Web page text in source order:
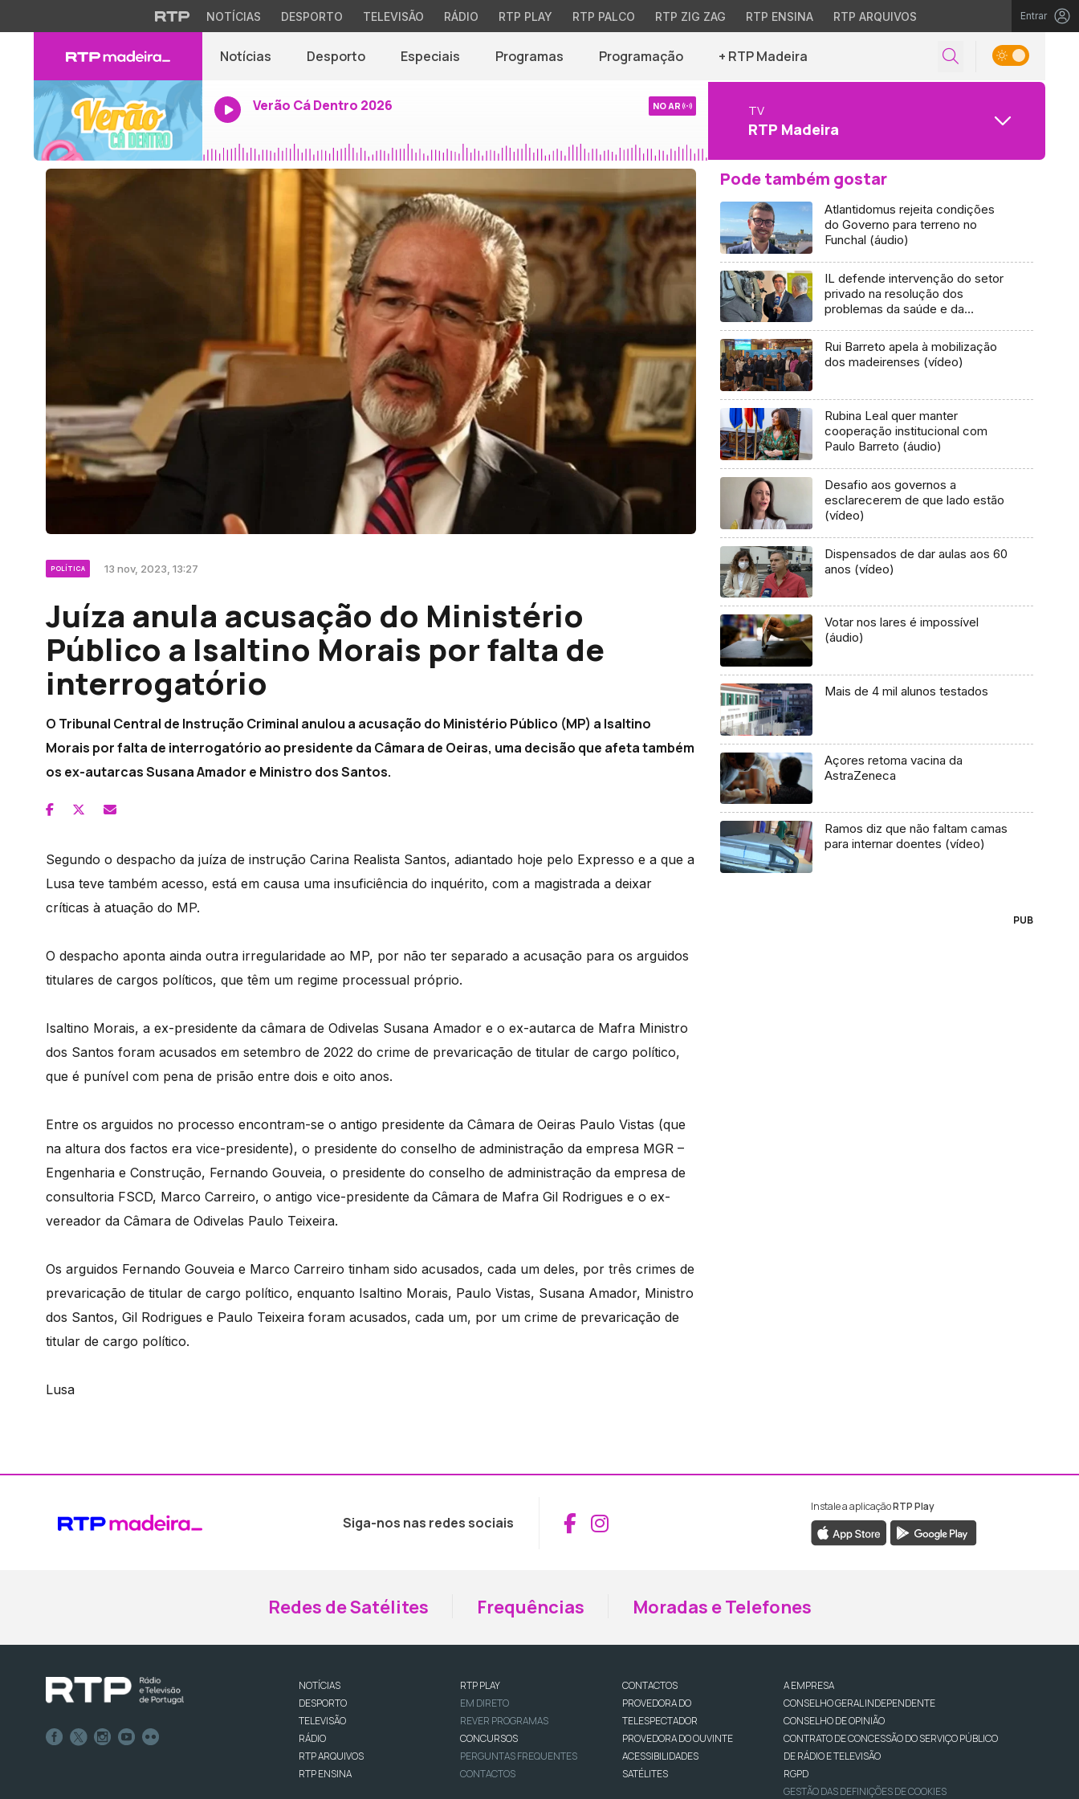
NOTÍCIAS DESPORTO TELEVISÃO RÁDIO RTP PLAY RTP PALCO RTP ZIG ZAG RTP ENSINA RTP ARQUIVOS Entrar
Notícias Desporto Especiais Programas Programação + RTP Madeira
Verão Cá Dentro 2026 NO AR TV
RTP Madeira
POLÍTICA 13 nov, 2023, 13:27
Juíza anula acusação do Ministério
Público a Isaltino Morais por falta de
interrogatório
O Tribunal Central de Instrução Criminal anulou a acusação do Ministério Público (MP) a Isaltino
Morais por falta de interrogatório ao presidente da Câmara de Oeiras, uma decisão que afeta também
os ex-autarcas Susana Amador e Ministro dos Santos.
Segundo o despacho da juíza de instrução Carina Realista Santos, adiantado hoje pelo Expresso e a que a
Lusa teve também acesso, está em causa uma insuficiência do inquérito, com a magistrada a deixar
críticas à atuação do MP.
O despacho aponta ainda outra irregularidade ao MP, por não ter separado a acusação para os arguidos
titulares de cargos políticos, que têm um regime processual próprio.
Isaltino Morais, a ex-presidente da câmara de Odivelas Susana Amador e o ex-autarca de Mafra Ministro
dos Santos foram acusados em setembro de 2022 do crime de prevaricação de titular de cargo político,
que é punível com pena de prisão entre dois e oito anos.
Entre os arguidos no processo encontram-se o antigo presidente da Câmara de Oeiras Paulo Vistas (que
na altura dos factos era vice-presidente), o presidente do conselho de administração da empresa MGR –
Engenharia e Construção, Fernando Gouveia, o presidente do conselho de administração da empresa de
consultoria FSCD, Marco Carreiro, o antigo vice-presidente da Câmara de Mafra Gil Rodrigues e o ex-
vereador da Câmara de Odivelas Paulo Teixeira.
Os arguidos Fernando Gouveia e Marco Carreiro tinham sido acusados, cada um deles, por três crimes de
prevaricação de titular de cargo político, enquanto Isaltino Morais, Paulo Vistas, Susana Amador, Ministro
dos Santos, Gil Rodrigues e Paulo Teixeira foram acusados, cada um, por um crime de prevaricação de
titular de cargo político.
Lusa
Pode também gostar
Atlantidomus rejeita condições
do Governo para terreno no
Funchal (áudio)
IL defende intervenção do setor
privado na resolução dos
problemas da saúde e da
Rui Barreto apela à mobilização
dos madeirenses (vídeo)
Rubina Leal quer manter
cooperação institucional com
Paulo Barreto (áudio)
Desafio aos governos a
esclarecerem de que lado estão
(vídeo)
Dispensados de dar aulas aos 60
anos (vídeo)
Votar nos lares é impossível
(áudio)
Mais de 4 mil alunos testados
Açores retoma vacina da
AstraZeneca
Ramos diz que não faltam camas
para internar doentes (vídeo)
PUB
Siga-nos nas redes sociais Aceder ao Facebook da RTP Madeira
Aceder ao Instagram da RTP Madeira
Instale a aplicaçãoRTP Play
Redes de Satélites Frequências Moradas e Telefones
NOTÍCIAS
DESPORTO
TELEVISÃO
RÁDIO
RTP ARQUIVOS
RTP ENSINA
RTP PLAY
EM DIRETO
REVER PROGRAMAS
CONCURSOS
PERGUNTAS FREQUENTES
CONTACTOS
CONTACTOS
PROVEDORA DO
TELESPECTADOR
PROVEDORA DO OUVINTE
ACESSIBILIDADES
SATÉLITES
A EMPRESA
CONSELHO GERAL INDEPENDENTE
CONSELHO DE OPINIÃO
CONTRATO DE CONCESSÃO DO SERVIÇO PÚBLICO
DE RÁDIO E TELEVISÃO
RGPD
GESTÃO DAS DEFINIÇÕES DE COOKIES